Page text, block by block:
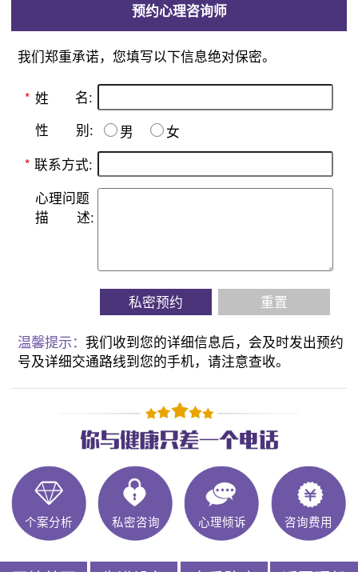
预约心理咨询师
我们郑重承诺，您填写以下信息绝对保密。
* 姓 名:
性 别: 男
女
* 联系方式:
心理问题
描
述:
私密预约 重置
温馨提示：我们收到您的详细信息后，会及时发出预约
号及详细交通路线到您的手机，请注意查收。
个案分析 私密咨询 心理倾诉 咨询费用